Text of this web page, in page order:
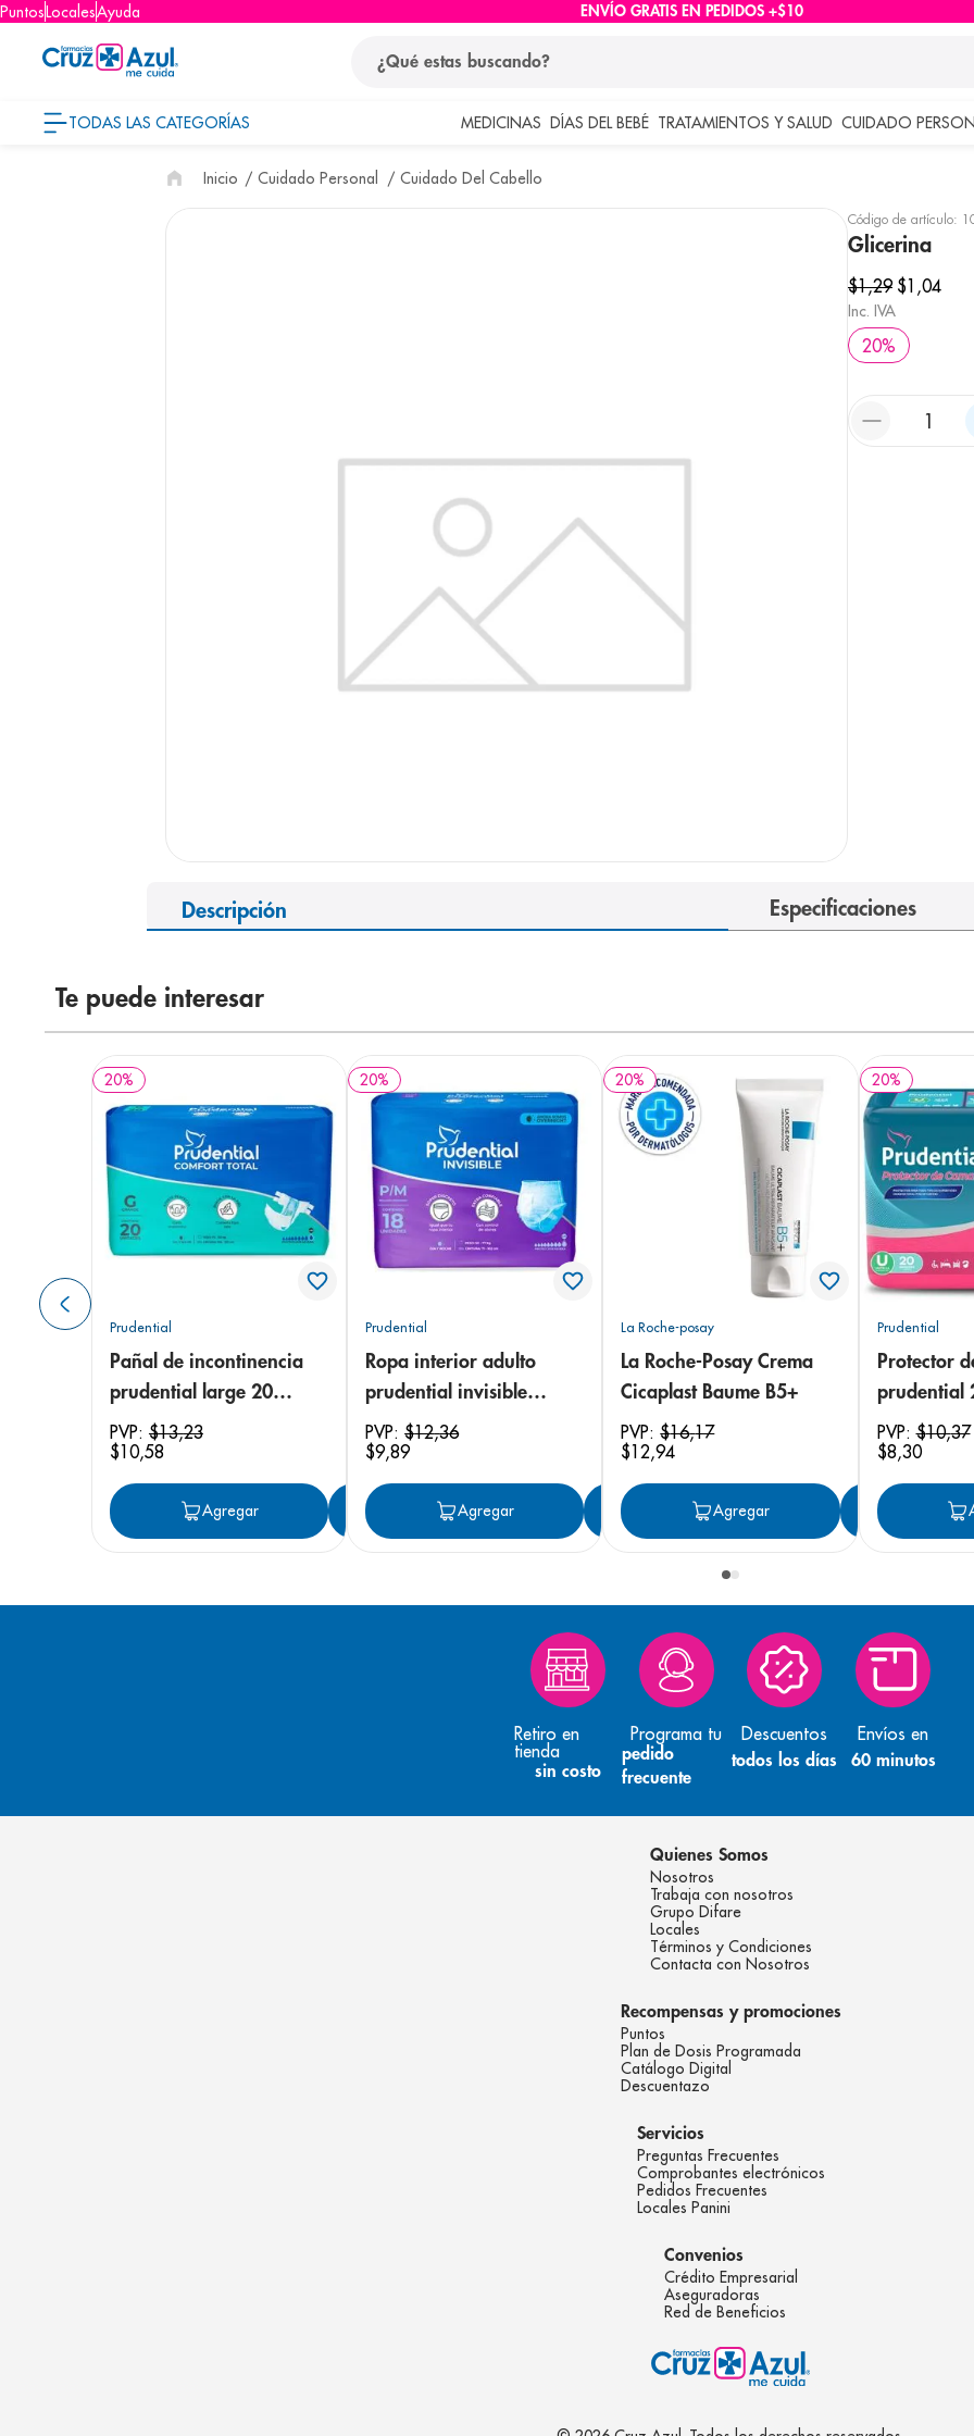
PuntosLocalesAyuda ENVÍO GRATIS EN PEDIDOS +$10
TODAS LAS CATEGORÍAS MEDICINAS DÍAS DEL BEBÉ TRATAMIENTOS Y SALUD CUIDADO
Cuidado Personal Cuidado Del Cabello
Código de artículo:
Glicerina
$1,29 $1 ,04
Inc. IVA
20%
Descripción Especificaciones
Te puede interesar
20%
Prudential
Pañal de incontinencia
prudential large 20
unidades
PVP: $13,23
$10,58
Agregar Agregar
20%
Prudential
Ropa interior adulto
prudential invisible
small/medium 18
unidades
PVP:$12,36
$9,89
Agregar Agregar
20%
La Roche-posay
La Roche-Posay Crema
Cicaplast Baume B5+
PVP:$16,17
$12,94
Agregar
20%
Prudential
Protector
prudential
PVP:$10,37
$8,30
Retiro en
tienda
sin costo
Programa tu
pedido
frecuente
Descuentos
todos los días
Envíos en
60 minutos
Quienes Somos
Nosotros
Trabaja con nosotros
Grupo Difare
Locales
Términos y Condiciones
Contacta con Nosotros
Recompensas y promociones
Puntos
Plan de Dosis Programada
Catálogo Digital
Descuentazo
Servicios
Preguntas Frecuentes
Comprobantes electrónicos
Pedidos Frecuentes
Locales Panini
Convenios
Crédito Empresarial
Aseguradoras
Red de Beneficios
términos más buscados
. protector solar